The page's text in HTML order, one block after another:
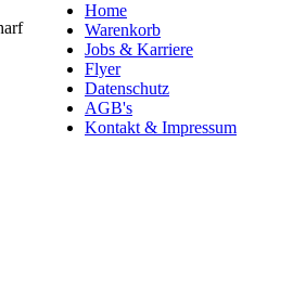
Home
Warenkorb
Jobs & Karriere
Flyer
Datenschutz
AGB's
Kontakt & Impressum